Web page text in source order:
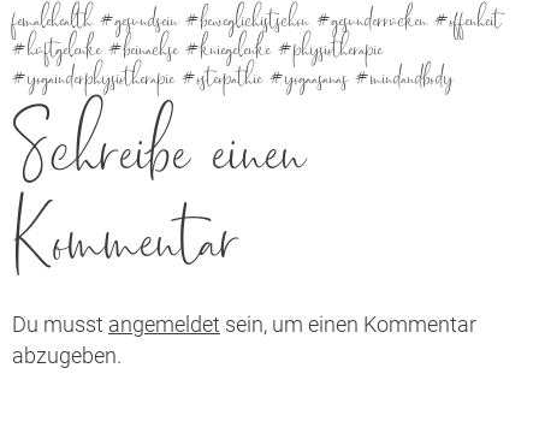
femalehealth #gesundsein #beweglichistschön #gesunderrücken #offenheit
#hüftgelenke #beinachse #kniegelenke #physiotherapie
#yogainderphysiotherapie #osteopathie #yogaasanas #mindandbody
Schreibe einen
Kommentar
Du musst angemeldet sein, um einen Kommentar
abzugeben.